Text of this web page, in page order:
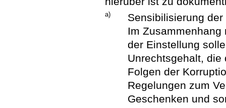
a)
Sensibilisierung
Im
der Einstellung
Unrechtsgehalt,
Folgen der
Regelungen zum
Geschenken und